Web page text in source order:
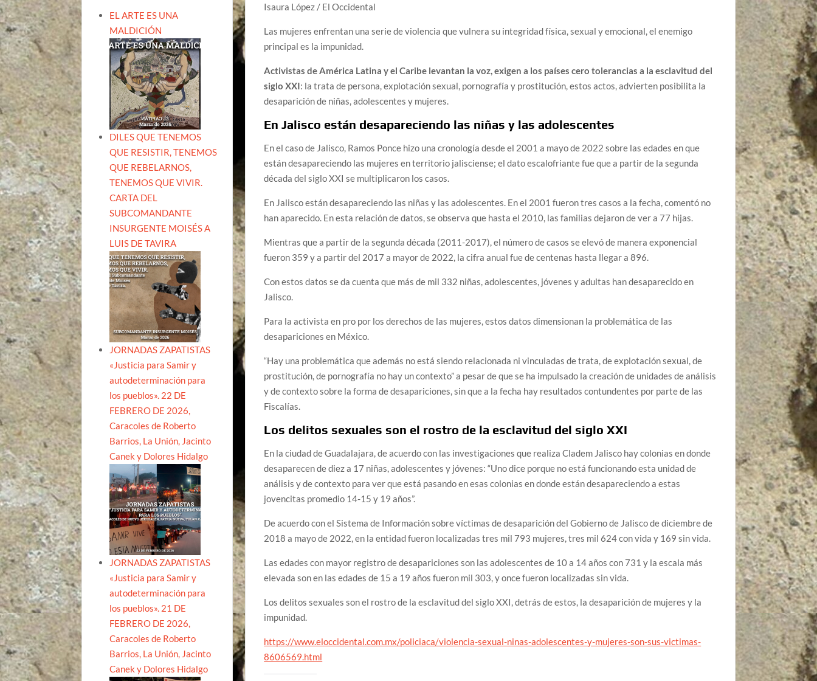
Isaura López / El Occidental
Las mujeres enfrentan una serie de violencia que vulnera su integridad física, sexual y emocional, el enemigo
principal es la impunidad.
Activistas de América Latina y el Caribe levantan la voz, exigen a los países cero tolerancias a la esclavitud del
siglo XXI: la trata de persona, explotación sexual, pornografía y prostitución, estos actos, advierten posibilita la
desaparición de niñas, adolescentes y mujeres.
En Jalisco están desapareciendo las niñas y las adolescentes
En el caso de Jalisco, Ramos Ponce hizo una cronología desde el 2001 a mayo de 2022 sobre las edades en que
están desapareciendo las mujeres en territorio jalisciense; el dato escalofriante fue que a partir de la segunda
década del siglo XXI se multiplicaron los casos.
En Jalisco están desapareciendo las niñas y las adolescentes. En el 2001 fueron tres casos a la fecha, comentó no
han aparecido. En esta relación de datos, se observa que hasta el 2010, las familias dejaron de ver a 77 hijas.
Mientras que a partir de la segunda década (2011-2017), el número de casos se elevó de manera exponencial
fueron 359 y a partir del 2017 a mayor de 2022, la cifra anual fue de centenas hasta llegar a 896.
Con estos datos se da cuenta que más de mil 332 niñas, adolescentes, jóvenes y adultas han desaparecido en
Jalisco.
Para la activista en pro por los derechos de las mujeres, estos datos dimensionan la problemática de las
desapariciones en México.
“Hay una problemática que además no está siendo relacionada ni vinculadas de trata, de explotación sexual, de
prostitución, de pornografía no hay un contexto” a pesar de que se ha impulsado la creación de unidades de análisis
y de contexto sobre la forma de desapariciones, sin que a la fecha hay resultados contundentes por parte de las
Fiscalías.
Los delitos sexuales son el rostro de la esclavitud del siglo XXI
En la ciudad de Guadalajara, de acuerdo con las investigaciones que realiza Cladem Jalisco hay colonias en donde
desaparecen de diez a 17 niñas, adolescentes y jóvenes: “Uno dice porque no está funcionando esta unidad de
análisis y de contexto para ver que está pasando en esas colonias en donde están desapareciendo a estas
jovencitas promedio 14-15 y 19 años”.
De acuerdo con el Sistema de Información sobre víctimas de desaparición del Gobierno de Jalisco de diciembre de
2018 a mayo de 2022, en la entidad fueron localizadas tres mil 793 mujeres, tres mil 624 con vida y 169 sin vida.
Las edades con mayor registro de desapariciones son las adolescentes de 10 a 14 años con 731 y la escala más
elevada son en las edades de 15 a 19 años fueron mil 303, y once fueron localizadas sin vida.
Los delitos sexuales son el rostro de la esclavitud del siglo XXI, detrás de estos, la desaparición de mujeres y la
impunidad.
https://www.eloccidental.com.mx/policiaca/violencia-sexual-ninas-adolescentes-y-mujeres-son-sus-victimas-
8606569.html
EL ARTE ES UNA
MALDICIÓN
DILES QUE TENEMOS
QUE RESISTIR, TENEMOS
QUE REBELARNOS,
TENEMOS QUE VIVIR.
CARTA DEL
SUBCOMANDANTE
INSURGENTE MOISÉS A
LUIS DE TAVIRA
JORNADAS ZAPATISTAS
«Justicia para Samir y
autodeterminación para
los pueblos». 22 DE
FEBRERO DE 2026,
Caracoles de Roberto
Barrios, La Unión, Jacinto
Canek y Dolores Hidalgo
JORNADAS ZAPATISTAS
«Justicia para Samir y
autodeterminación para
los pueblos». 21 DE
FEBRERO DE 2026,
Caracoles de Roberto
Barrios, La Unión, Jacinto
Canek y Dolores Hidalgo